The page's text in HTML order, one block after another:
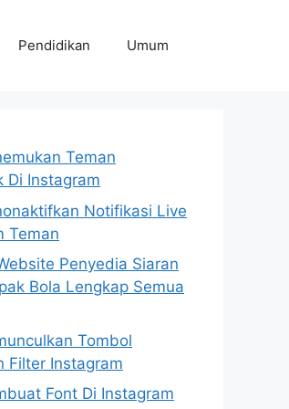
Pendidikan Umum
Teman
Di Instagram
Notifikasi Live
Teman
Penyedia Siaran
Bola Lengkap Semua
Tombol
Filter Instagram
Font Di Instagram